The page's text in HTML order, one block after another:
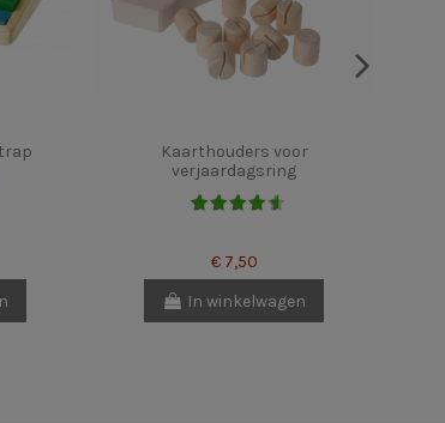
Kaarthouders voor
verjaardagsring
€ 7,50
In winkelwagen